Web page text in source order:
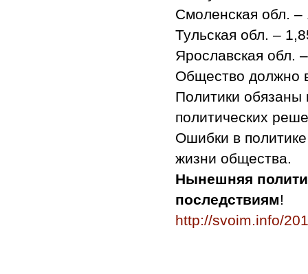
Смоленская обл.
Тульская обл. –
Ярославская обл.
Общество должно
Политики обязаны
политических
Ошибки в
жизни общества.
Нынешняя
последствиям!
http://svoim.info/